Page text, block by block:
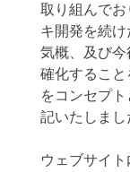
取り組んで
キ開発を続
気概、及び
確化すること
をコンセプ
記いたしまし
ウェブサイト